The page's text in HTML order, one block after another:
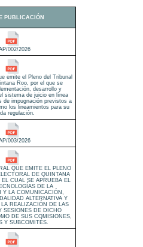
PUBLICACIÓN
002/2026
emite el Pleno del Tribunal
Roo, por el que se
desarrollo y
sistema de juicio en línea
de impugnación previstos a
los lineamientos para su
regulación.
003/2026
QUE EMITE EL PLENO
DE QUINTANA
CUAL SE APRUEBA EL
DE LA
Y LA COMUNICACIÓN,
ALTERNATIVA Y
LA REALIZACIÓN DE LAS
SESIONES DE DICHO
DE SUS COMISIONES,
Y SUBCOMITÉS.